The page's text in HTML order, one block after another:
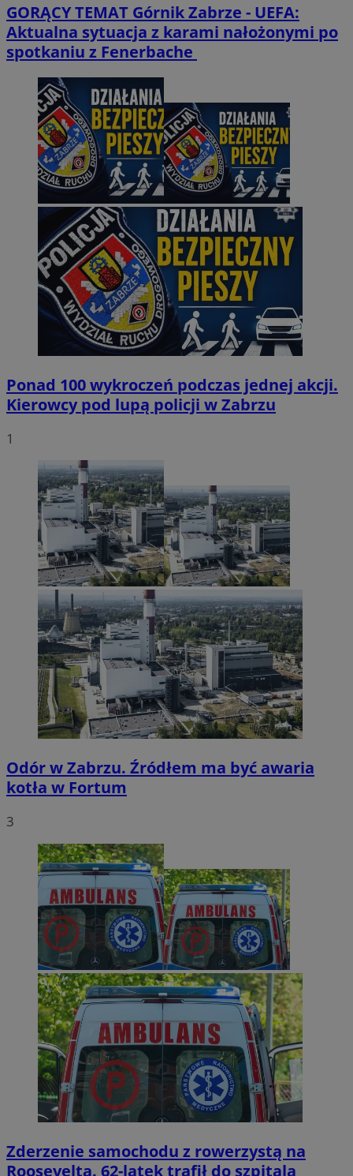
GORĄCY TEMAT Górnik Zabrze - UEFA:
Aktualna sytuacja z karami nałożonymi po
spotkaniu z Fenerbache
Ponad 100 wykroczeń podczas jednej akcji.
Kierowcy pod lupą policji w Zabrzu
1
Odór w Zabrzu. Źródłem ma być awaria
kotła w Fortum
3
Zderzenie samochodu z rowerzystą na
Roosevelta. 62-latek trafił do szpitala